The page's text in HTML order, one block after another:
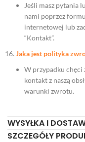
Jeśli masz pytania
nami poprzez
internetowej lub
“Kontakt”.
Jaka jest polityka
W przypadku
kontakt z naszą
warunki zwrotu.
WYSYŁKA I
SZCZEGÓŁY